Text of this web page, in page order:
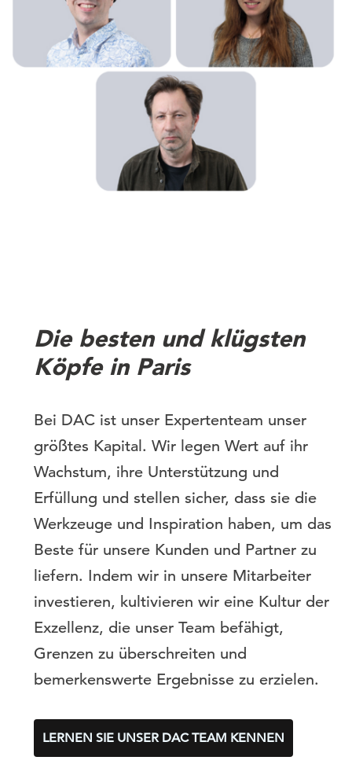
Die besten und klügsten
Köpfe in Paris
Bei DAC ist unser Expertenteam unser
größtes Kapital. Wir legen Wert auf ihr
Wachstum, ihre Unterstützung und
Erfüllung und stellen sicher, dass sie die
Werkzeuge und Inspiration haben, um das
Beste für unsere Kunden und Partner zu
liefern. Indem wir in unsere Mitarbeiter
investieren, kultivieren wir eine Kultur der
Exzellenz, die unser Team befähigt,
Grenzen zu überschreiten und
bemerkenswerte Ergebnisse zu erzielen.
LERNEN SIE UNSER DAC TEAM KENNEN